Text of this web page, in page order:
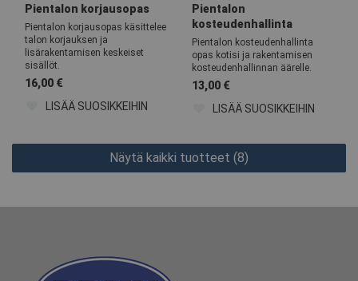
Pientalon korjausopas
Pientalon korjausopas käsittelee
talon korjauksen ja
lisärakentamisen keskeiset
sisällöt.
16,00 €
LISÄÄ SUOSIKKEIHIN
Pientalon
kosteudenhallinta
Pientalon kosteudenhallinta
opas kotisi ja rakentamisen
kosteudenhallinnan äärelle.
13,00 €
LISÄÄ SUOSIKKEIHIN
Näytä kaikki tuotteet (8)